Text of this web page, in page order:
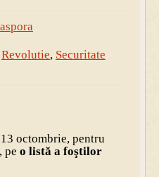
Revolutie, Securitate
octombrie, pentru
pe o listă a foştilor